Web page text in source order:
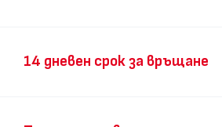
14 дневен срок за връщане